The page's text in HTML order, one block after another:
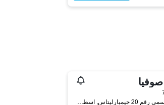
شارع تاسديريك جيسمي رقم 20 جيمبارليتاس, اسطنبول, تركيا